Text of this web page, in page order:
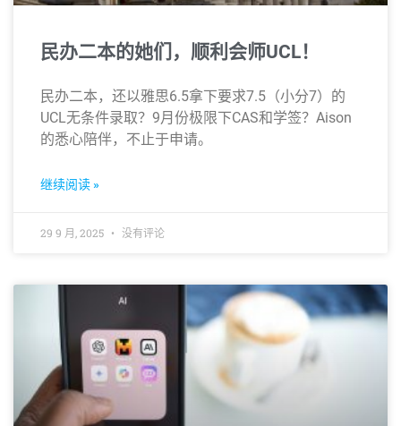
民办二本的她们，顺利会师UCL！
民办二本，还以雅思6.5拿下要求7.5（小分7）的
UCL无条件录取？9月份极限下CAS和学签？Aison
的悉心陪伴，不止于申请。
继续阅读 »
29 9 月, 2025 没有评论